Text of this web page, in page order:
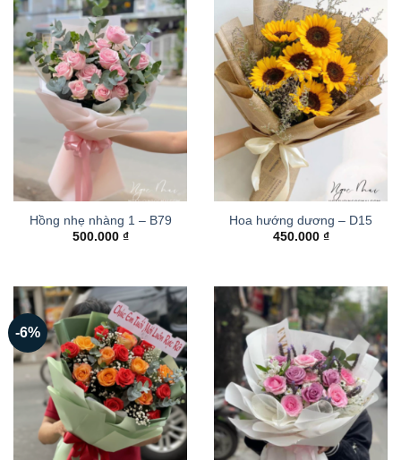
Hồng nhẹ nhàng 1 – B79
500.000 ₫
Hoa hướng dương – D15
450.000 ₫
-6%